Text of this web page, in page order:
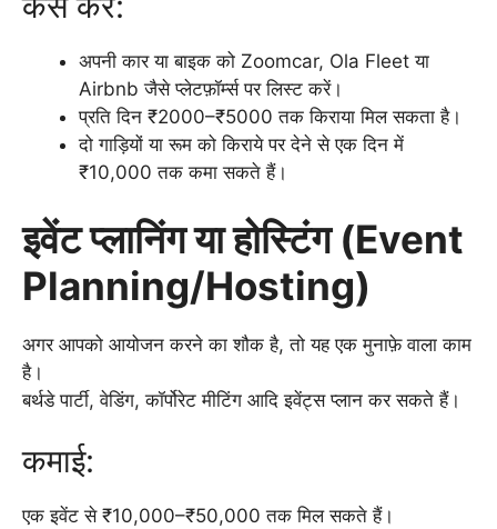
अपनी कार या बाइक को Zoomcar, Ola Fleet या
Airbnb जैसे प्लेटफ़ॉर्म्स पर लिस्ट करें।
प्रति दिन ₹2000–₹5000 तक किराया मिल सकता है।
दो गाड़ियों या रूम को किराये पर देने से एक दिन में
₹10,000 तक कमा सकते हैं।
इवेंट प्लानिंग या होस्टिंग (Event
Planning/Hosting)
अगर आपको आयोजन करने का शौक है, तो यह एक मुनाफ़े वाला काम
है।
बर्थडे पार्टी, वेडिंग, कॉर्पोरेट मीटिंग आदि इवेंट्स प्लान कर सकते हैं।
कमाई:
एक इवेंट से ₹10,000–₹50,000 तक मिल सकते हैं।